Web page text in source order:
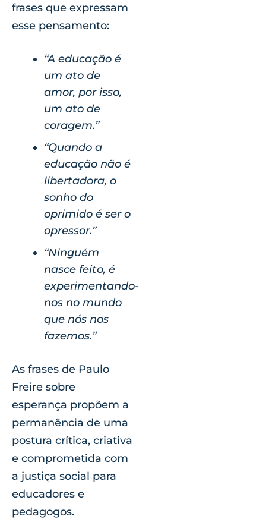
frases que expressam
esse pensamento:
“A educação é
um ato de
amor, por isso,
um ato de
coragem.”
“Quando a
educação não é
libertadora, o
sonho do
oprimido é ser o
opressor.”
“Ninguém
nasce feito, é
experimentando-
nos no mundo
que nós nos
fazemos.”
As frases de Paulo
Freire sobre
esperança propõem a
permanência de uma
postura crítica, criativa
e comprometida com
a justiça social para
educadores e
pedagogos.